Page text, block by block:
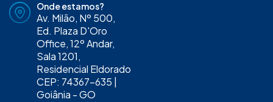
Onde estamos?
Av. Milão, Nº 500,
Ed. Plaza D'Oro
Office, 12º Andar,
Sala 1201,
Residencial Eldorado
CEP: 74367-635 |
Goiânia - GO